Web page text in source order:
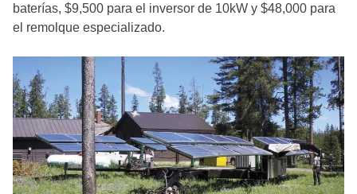
baterías, $9,500 para el inversor de 10kW y $48,000 para
el remolque especializado.